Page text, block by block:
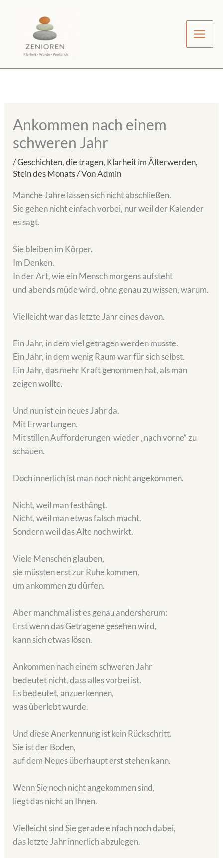
Ankommen nach einem
schweren Jahr
/Geschichten, die tragen, Klarheit im Älterwerden,
Stein des Monats/ VonAdmin
Manche Jahre lassen sich nicht abschließen.
Sie gehen nicht einfach vorbei, nur weil der Kalender
es sagt.
Sie bleiben im Körper.
Im Denken.
In der Art, wie ein Mensch morgens aufsteht
und abends müde wird, ohne genau zu wissen, warum.
Vielleicht war das letzte Jahr eines davon.
Ein Jahr, in dem viel getragen werden musste.
Ein Jahr, in dem wenig Raum war für sich selbst.
Ein Jahr, das mehr Kraft genommen hat, als man
zeigen wollte.
Und nun ist ein neues Jahr da.
Mit Erwartungen.
Mit stillen Aufforderungen, wieder „nach vorne“ zu
schauen.
Doch innerlich ist man noch nicht angekommen.
Nicht, weil man festhängt.
Nicht, weil man etwas falsch macht.
Sondern weil das Alte noch wirkt.
Viele Menschen glauben,
sie müssten erst zur Ruhe kommen,
um ankommen zu dürfen.
Aber manchmal ist es genau andersherum:
Erst wenn das Getragene gesehen wird,
kann sich etwas lösen.
Ankommen nach einem schweren Jahr
bedeutet nicht, dass alles vorbei ist.
Es bedeutet, anzuerkennen,
was überlebt wurde.
Und diese Anerkennung ist kein Rückschritt.
Sie ist der Boden,
auf dem Neues überhaupt erst stehen kann.
Wenn Sie noch nicht angekommen sind,
liegt das nicht an Ihnen.
Vielleicht sind Sie gerade einfach noch dabei,
das letzte Jahr innerlich abzulegen.